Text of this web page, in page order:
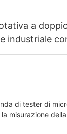
a
industriale